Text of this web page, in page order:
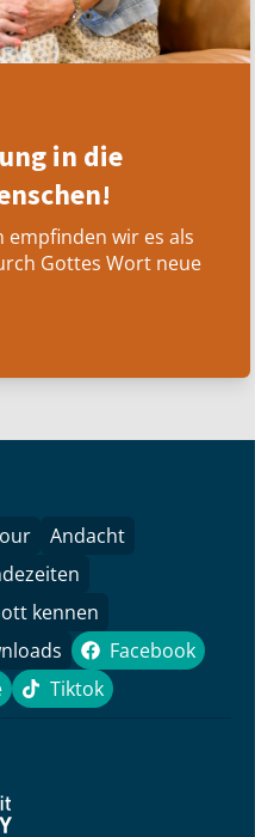
in die
empfinden wir es als
Gottes Wort neue
Andacht
kennen
Facebook
Facebook
Tiktok
Tiktok